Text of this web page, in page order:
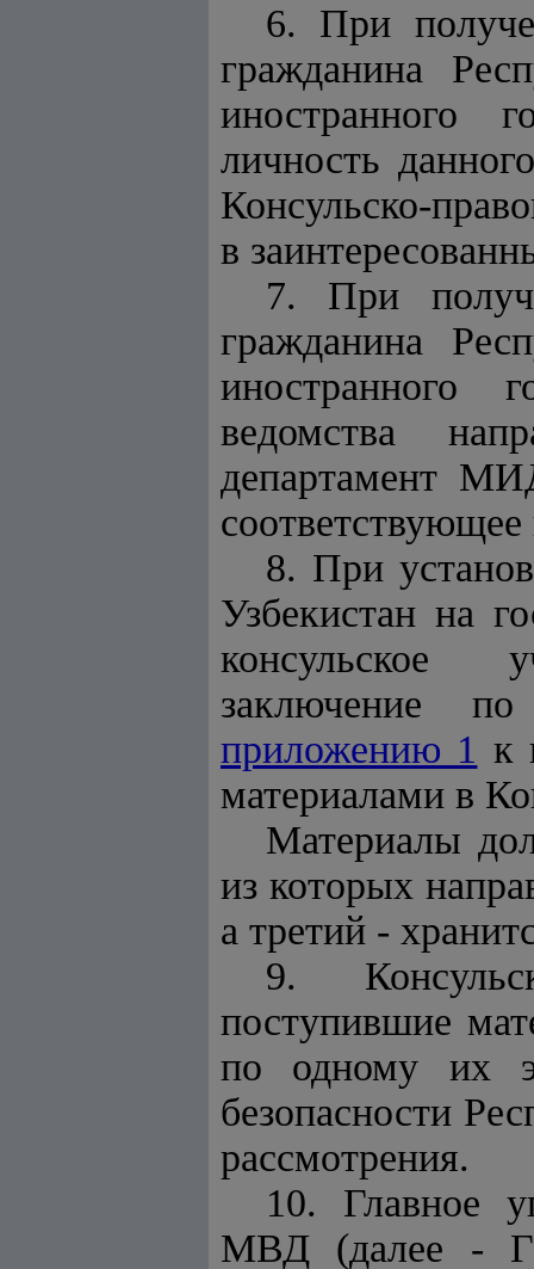
6. При
гражданина
иностранного
личность
Консульско-
в
7. При
гражданина
иностранного
ведомства
департамент
8. При
Узбекистан на
консульское
заключение
приложению 1 к
материалами в
Материалы
из которых
а третий -
9.
поступившие
по одному их
безопасности
рассмотрения.
10. Главное
МВД (далее -